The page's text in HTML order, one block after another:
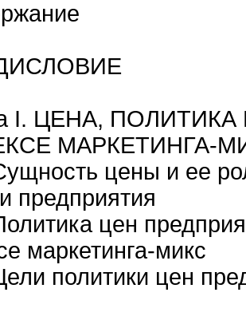
I. ЦЕНА,
МАРКЕТИНГА-
цены и ее
предприятия
цен
маркетинга-микс
политики цен